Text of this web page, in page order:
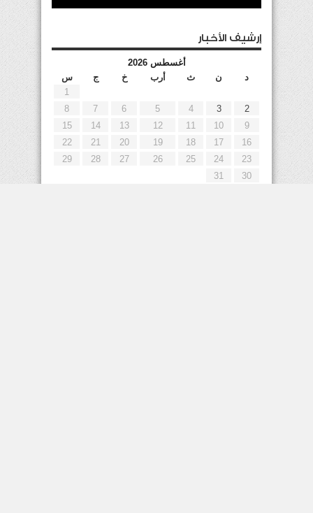
إرشيف الأخبار
أغسطس 2026
د
ن ث أرب خ ج
س
1
2
3
4
5
6
7
8
9
10
11
12
13
14
15
16
17
18
19
20
21
22
23
24
25
26
27
28
29
30
31